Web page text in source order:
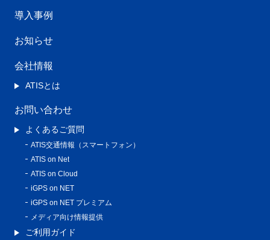
導入事例
お知らせ
会社情報
ATISとは
お問い合わせ
よくあるご質問
ATIS交通情報（スマートフォン）
ATIS on Net
ATIS on Cloud
iGPS on NET
iGPS on NET プレミアム
メディア向け情報提供
ご利用ガイド